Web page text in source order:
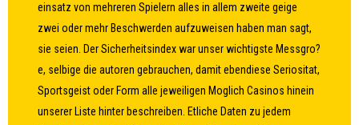
einsatz von mehreren Spielern alles in allem zweite geige
zwei oder mehr Beschwerden aufzuweisen haben man sagt,
sie seien. Der Sicherheitsindex war unser wichtigste Messgro?
e, selbige die autoren gebrauchen, damit ebendiese Seriositat,
Sportsgeist oder Form alle jeweiligen Moglich Casinos hinein
unserer Liste hinter beschreiben. Etliche Daten zu jedem